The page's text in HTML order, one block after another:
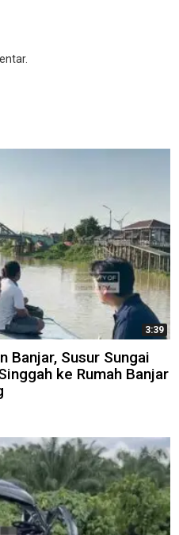
3:39
Banjar, Susur Sungai
ke Rumah Banjar